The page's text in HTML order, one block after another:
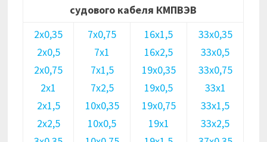
судового кабеля КМПВЭВ
2х0,35
2х0,5
2х0,75
2х1
2х1,5
2х2,5
7х0,75
7х1
7х1,5
7х2,5
10х0,35
10х0,5
16х1,5
16х2,5
19х0,35
19х0,5
19х0,75
19х1
33х0,35
33х0,5
33х0,75
33х1
33х1,5
33х2,5